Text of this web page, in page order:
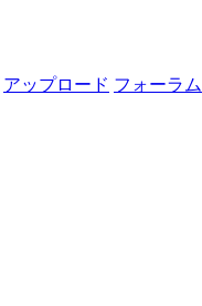
アップロード フォーラム